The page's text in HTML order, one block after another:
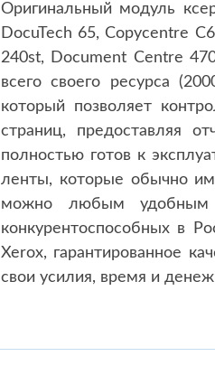
Оригинальный модуль
DocuTech 65, Copycentre
240st, Document Centre
всего своего ресурса
который позволяет
страниц, предоставляя
полностью готов к
ленты, которые обычно
можно любым удобным
конкурентоспособных в
Xerox, гарантированное
свои усилия, время и